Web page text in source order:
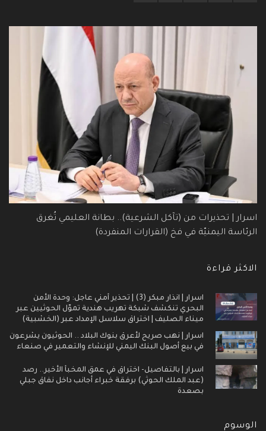
اسرار | تحذيرات من (تآكل الشرعية).. بطانة العليمي تُغرق
الرئاسة اليمنيّة في فخ (القرارات المنفردة)
الاكثر قراءة
اسرار | انذار مبكر (3) | تحذير أمني عاجل: وحدة الأمن
البحري تنكشف شبكة تهريب هندية تموّل الحوثيين عبر
ميناء الصليف | اختراق سلاسل الإمداد عبر (الخشبية)
اسرار | نهب صريح لأعرق بنوك البلاد .. الحوثيون يشرعون
في بيع أصول البنك اليمني للإنشاء والتعمير في صنعاء
اسرار | بالتفاصيل- اختراق في عمق المخبأ الأخير.. رصد
(عبد الملك الحوثي) برفقة خبراء أجانب داخل نفاق جبلي
بصعدة
الوسوم